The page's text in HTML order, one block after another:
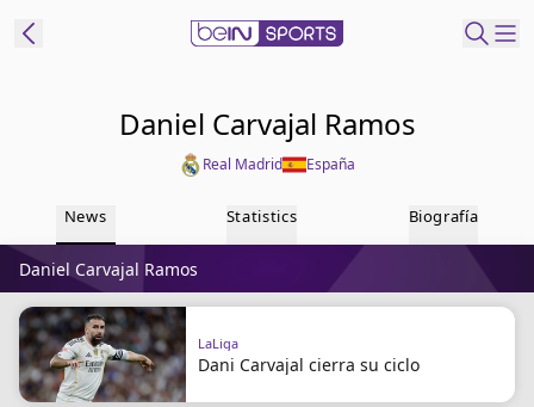
Edition
United States
beIN XTRA
Administrar
notificaciones
Daniel Carvajal Ramos
Real Madrid España
News Statistics Biografía
Daniel Carvajal Ramos
LaLiga
Dani Carvajal cierra su ciclo